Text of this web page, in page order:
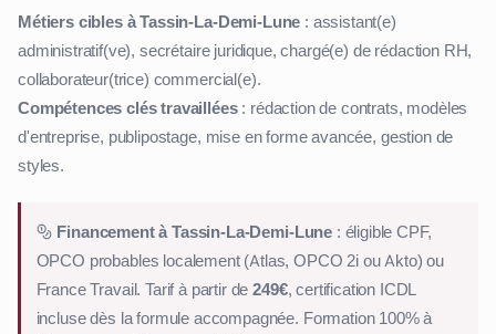
Métiers cibles à Tassin-La-Demi-Lune : assistant(e)
administratif(ve), secrétaire juridique, chargé(e) de rédaction RH,
collaborateur(trice) commercial(e).
Compétences clés travaillées: rédaction de contrats, modèles
d'entreprise, publipostage, mise en forme avancée, gestion de
styles.
Financement à Tassin-La-Demi-Lune : éligible CPF,
OPCO probables localement (Atlas, OPCO 2i ou Akto) ou
France Travail. Tarif à partir de249€, certification ICDL
incluse dès la formule accompagnée. Formation 100% à